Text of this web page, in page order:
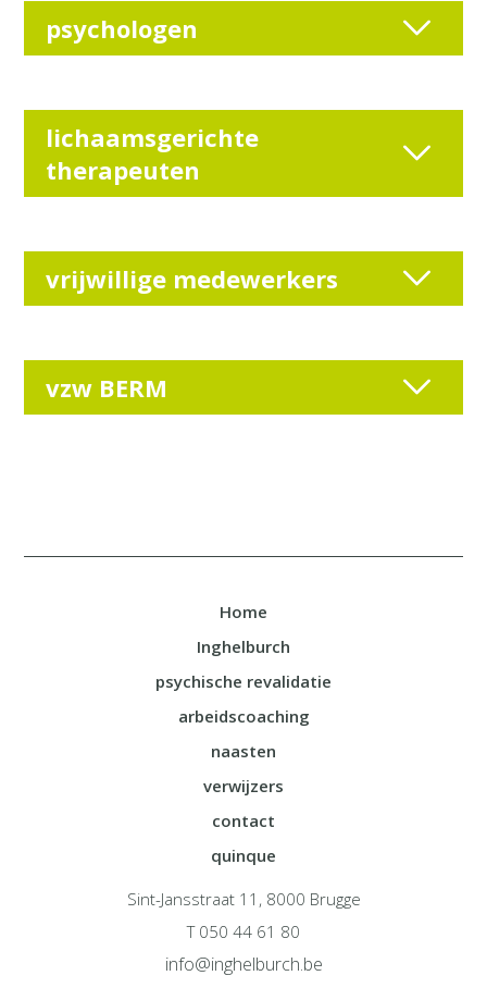
psychologen
lichaamsgerichte
therapeuten
vrijwillige medewerkers
vzw BERM
Home
Inghelburch
psychische revalidatie
arbeidscoaching
naasten
verwijzers
contact
quinque
Sint-Jansstraat 11, 8000 Brugge
T 050 44 61 80
info@inghelburch.be